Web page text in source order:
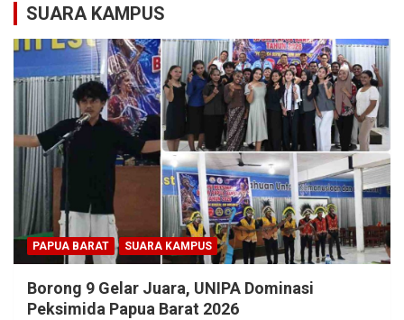
SUARA KAMPUS
PAPUA BARAT SUARA KAMPUS
Borong 9 Gelar Juara, UNIPA Dominasi
Peksimida Papua Barat 2026